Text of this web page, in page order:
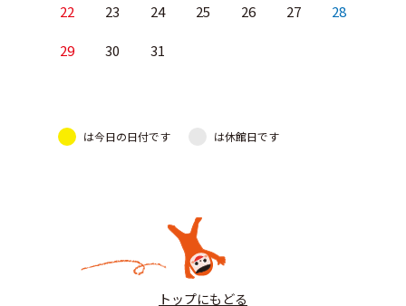
22 23 24 25 26 27 28
29 30 31
は今日の日付です は休館日です
トップにもどる